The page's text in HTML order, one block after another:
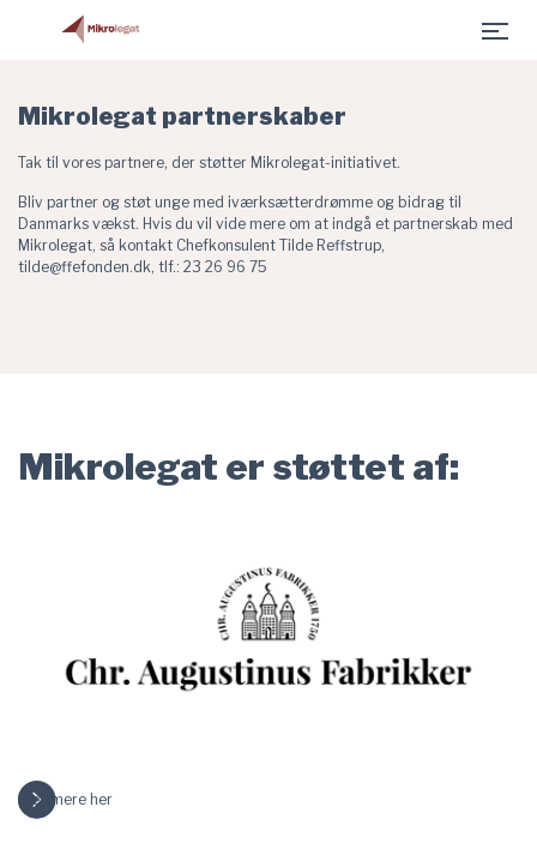
Gå til hovedindhold
Mikrolegat partnerskaber
Tak til vores partnere, der støtter Mikrolegat-initiativet.
Bliv partner og støt unge med iværksætterdrømme og bidrag til
Danmarks vækst. Hvis du vil vide mere om at indgå et partnerskab med
Mikrolegat, så kontakt Chefkonsulent Tilde Reffstrup,
tilde@ffefonden.dk, tlf.: 23 26 96 75
Mikrolegat er støttet af:
Læs mere her